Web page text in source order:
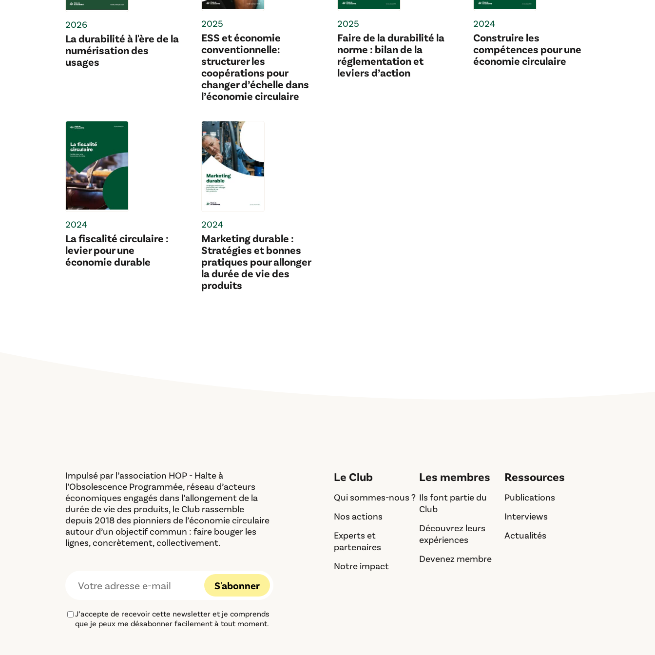
2026
La durabilité à l'ère de la
numérisation des
usages
2025
ESS et économie
conventionnelle:
structurer les
coopérations pour
changer d’échelle dans
l’économie circulaire
2025
Faire de la durabilité la
norme : bilan de la
réglementation et
leviers d’action
2024
Construire les
compétences pour une
économie circulaire
2024
La fiscalité circulaire :
levier pour une
économie durable
2024
Marketing durable :
Stratégies et bonnes
pratiques pour allonger
la durée de vie des
produits
Impulsé par l’association HOP - Halte à
l’Obsolescence Programmée, réseau d’acteurs
économiques engagés dans l’allongement de la
durée de vie des produits, le Club rassemble
depuis 2018 des pionniers de l’économie circulaire
autour d’un objectif commun : faire bouger les
lignes, concrètement, collectivement.
J’accepte de recevoir cette newsletter et je comprends
que je peux me désabonner facilement à tout moment.
Le Club
Qui sommes-nous ?
Nos actions
Experts et
partenaires
Notre impact
Les membres
Ils font partie du
Club
Découvrez leurs
expériences
Devenez membre
Ressources
Publications
Interviews
Actualités